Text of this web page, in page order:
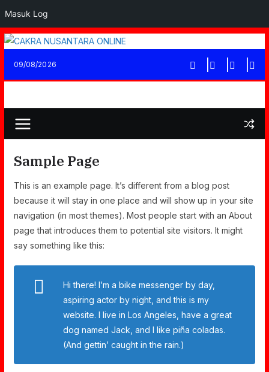
Masuk Log
Skip
content
09/08/2026
Sample Page
This is an example page. It’s different from a blog post
because it will stay in one place and will show up in your site
navigation (in most themes). Most people start with an About
page that introduces them to potential site visitors. It might
say something like this:
Hi there! I’m a bike messenger by day,
aspiring actor by night, and this is my
website. I live in Los Angeles, have a great
dog named Jack, and I like piña coladas.
(And gettin’ caught in the rain.)